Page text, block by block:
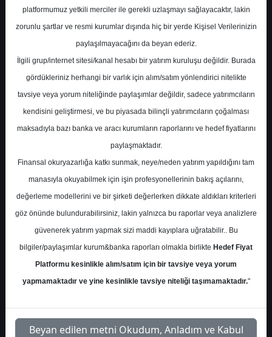
En Yüksek Tahmin
Ortalama Fiyat Tahmini 62,61 ₺
Ortalama Getiri Potansiyeli %60.79
Kurum Sayısı
15
9 1
Paralel
Get.
2
Üstü
Get.
2
Yok
1
Çarşamba, 10 Haziran 2026
platformumuz yetkili merciler ile gerekli uzlaşmayı sağlayacaktır, lakin
zorunlu şartlar ve resmi kurumlar dışında hiç bir yerde Kişisel Verilerinizin
paylaşılmayacağını da beyan ederiz.
İlgili grup/internet sitesi/kanal hesabı bir yatırım kuruluşu değildir. Burada
gördükleriniz herhangi bir varlık için alım/satım yönlendirici nitelikte
tavsiye veya yorum niteliğinde paylaşımlar değildir, sadece yatırımcıların
kendisini geliştirmesi, ve bu piyasada bilinçli yatırımcıların çoğalması
maksadıyla bazı banka ve aracı kurumların raporlarını ve hedef fiyatlarını
paylaşmaktadır.
Finansal okuryazarlığa katkı sunmak, neye/neden yatırım yapıldığını tam
manasıyla okuyabilmek için işin profesyonellerinin bakış açılarını,
değerleme modellerini ve bir şirketi değerlerken dikkate aldıkları kriterleri
göz önünde bulundurabilirsiniz, lakin yalnızca bu raporlar veya analizlere
güvenerek yatırım yapmak sizi maddi kayıplara uğratabilir.. Bu
bilgiler/paylaşımlar kurum&banka raporları olmakla birlikte Hedef Fiyat
Platformu kesinlikle alım/satım için bir tavsiye veya yorum
yapmamaktadır ve yine kesinlikle tavsiye niteliği taşımamaktadır."
Beyan edilen metni Okudum, Anladım ve Kabul